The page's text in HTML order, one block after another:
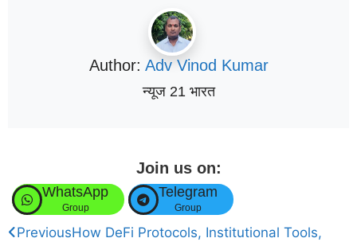
Author: Adv Vinod Kumar
न्यूज 21 भारत
Join us on:
WhatsApp
Group
Telegram
Group
PreviousHow DeFi Protocols, Institutional Tools,